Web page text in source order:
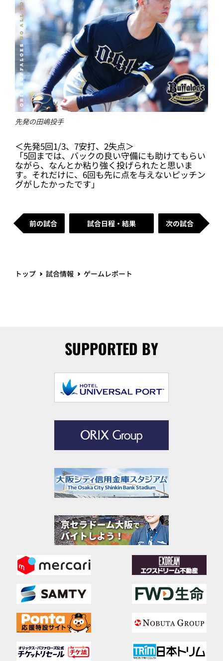
先発の田嶋投手
＜先発5回1/3、7安打、2失点＞
「5回までは、バックの良い守備にも助けてもらい
ながら、なんとか粘り強く投げられたと思いま
す。それだけに、6回も先に点を与えないピッチン
グがしたかったです」
前の試合 試合日程・結果 次の試合
トップ 試合情報 ゲームレポート
SUPPORTED BY